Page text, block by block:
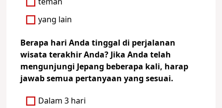
yang lain
Berapa hari Anda tinggal di perjalanan
wisata terakhir Anda? Jika Anda telah
mengunjungi Jepang beberapa kali, harap
jawab semua pertanyaan yang sesuai.
Dalam 3 hari